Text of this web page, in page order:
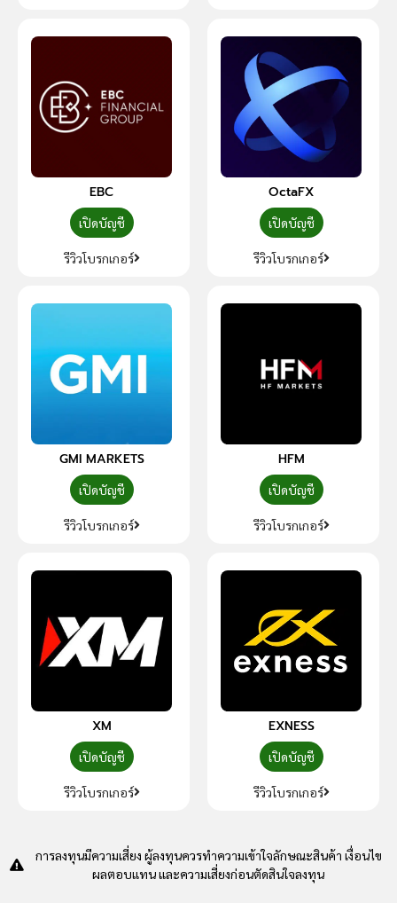
EBC
เปิดบัญชี
รีวิวโบรกเกอร์
OctaFX
เปิดบัญชี
รีวิวโบรกเกอร์
GMI MARKETS
เปิดบัญชี
รีวิวโบรกเกอร์
HFM
เปิดบัญชี
รีวิวโบรกเกอร์
XM
เปิดบัญชี
รีวิวโบรกเกอร์
EXNESS
เปิดบัญชี
รีวิวโบรกเกอร์
การลงทุนมีความเสี่ยง ผู้ลงทุนควรทำความเข้าใจลักษณะสินค้า เงื่อนไข
ผลตอบแทน และความเสี่ยงก่อนตัดสินใจลงทุน